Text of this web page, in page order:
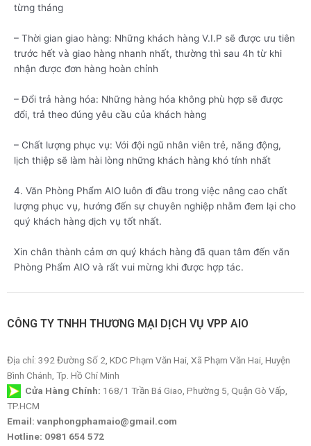
từng tháng
– Thời gian giao hàng: Những khách hàng V.I.P sẽ được ưu tiên
trước hết và giao hàng nhanh nhất, thường thì sau 4h từ khi
nhận được đơn hàng hoàn chỉnh
– Đổi trả hàng hóa: Những hàng hóa không phù hợp sẽ được
đổi, trả theo đúng yêu cầu của khách hàng
– Chất lượng phục vụ: Với đội ngũ nhân viên trẻ, năng động,
lịch thiệp sẽ làm hài lòng những khách hàng khó tính nhất
4. Văn Phòng Phẩm AIO luôn đi đầu trong việc nâng cao chất
lượng phục vụ, hướng đến sự chuyên nghiệp nhằm đem lại cho
quý khách hàng dịch vụ tốt nhất.
Xin chân thành cảm ơn quý khách hàng đã quan tâm đến văn
Phòng Phẩm AIO và rất vui mừng khi được hợp tác.
CÔNG TY TNHH THƯƠNG MẠI DỊCH VỤ VPP AIO
Địa chỉ: 392 Đường Số 2, KDC Phạm Văn Hai, Xã Phạm Văn Hai, Huyện
Bình Chánh, Tp. Hồ Chí Minh
Cửa Hàng Chính: 168/1 Trần Bá Giao, Phường 5, Quận Gò Vấp,
TP.HCM
Email: vanphongphamaio@gmail.com
Hotline: 0981 654 572